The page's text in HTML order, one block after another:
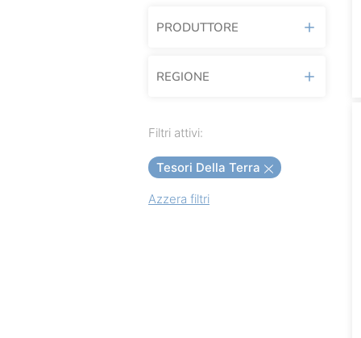
PRODUTTORE
Accademia Olearia
Afeltra
Alce Nero
Altromercato
REGIONE
Liguria
Piemonte
Filtri attivi:
Tesori Della Terra
Azzera filtri